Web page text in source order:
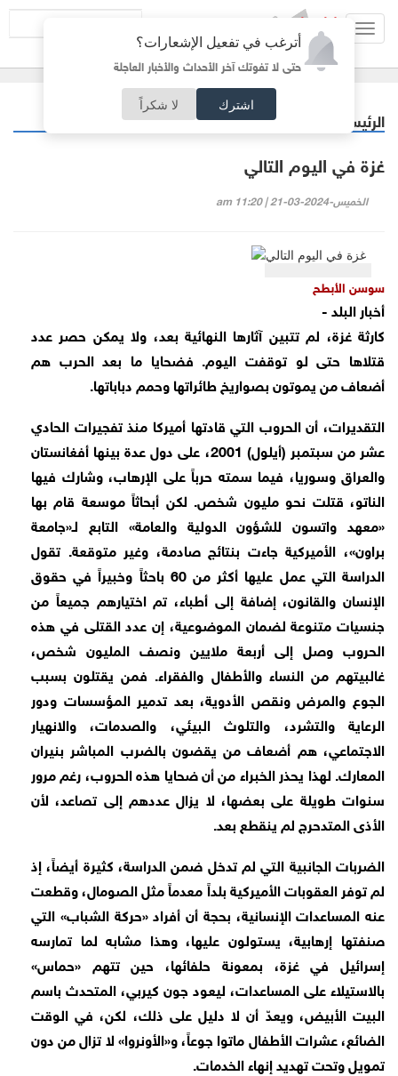
أترغب في تفعيل الإشعارات؟
حتى لا تفوتك آخر الأحداث والأخبار العاجلة
اشترك لا شكراً
الرئيسية مقالات مختارة
غزة في اليوم التالي
الخميس-2024-03-21 | 11:20 am
سوسن الأبطح
أخبار البلد -
كارثة غزة، لم تتبين آثارها النهائية بعد، ولا يمكن حصر عدد
قتلاها حتى لو توقفت اليوم. فضحايا ما بعد الحرب هم
أضعاف من يموتون بصواريخ طائراتها وحمم دباباتها.
التقديرات، أن الحروب التي قادتها أميركا منذ تفجيرات الحادي
عشر من سبتمبر (أيلول) 2001، على دول عدة بينها أفغانستان
والعراق وسوريا، فيما سمته حرباً على الإرهاب، وشارك فيها
الناتو، قتلت نحو مليون شخص. لكن أبحاثاً موسعة قام بها
«معهد واتسون للشؤون الدولية والعامة» التابع لـ«جامعة
براون»، الأميركية جاءت بنتائج صادمة، وغير متوقعة. تقول
الدراسة التي عمل عليها أكثر من 60 باحثاً وخبيراً في حقوق
الإنسان والقانون، إضافة إلى أطباء، تم اختيارهم جميعاً من
جنسيات متنوعة لضمان الموضوعية، إن عدد القتلى في هذه
الحروب وصل إلى أربعة ملايين ونصف المليون شخص،
غالبيتهم من النساء والأطفال والفقراء. فمن يقتلون بسبب
الجوع والمرض ونقص الأدوية، بعد تدمير المؤسسات ودور
الرعاية والتشرد، والتلوث البيئي، والصدمات، والانهيار
الاجتماعي، هم أضعاف من يقضون بالضرب المباشر بنيران
المعارك. لهذا يحذر الخبراء من أن ضحايا هذه الحروب، رغم مرور
سنوات طويلة على بعضها، لا يزال عددهم إلى تصاعد، لأن
الأذى المتدحرج لم ينقطع بعد.
الضربات الجانبية التي لم تدخل ضمن الدراسة، كثيرة أيضاً، إذ
لم توفر العقوبات الأميركية بلداً معدماً مثل الصومال، وقطعت
عنه المساعدات الإنسانية، بحجة أن أفراد «حركة الشباب» التي
صنفتها إرهابية، يستولون عليها، وهذا مشابه لما تمارسه
إسرائيل في غزة، بمعونة حلفائها، حين تتهم «حماس»
بالاستيلاء على المساعدات، ليعود جون كيربي، المتحدث باسم
البيت الأبيض، ويعدّ أن لا دليل على ذلك، لكن، في الوقت
الضائع، عشرات الأطفال ماتوا جوعاً، و«الأونروا» لا تزال من دون
تمويل وتحت تهديد إنهاء الخدمات.